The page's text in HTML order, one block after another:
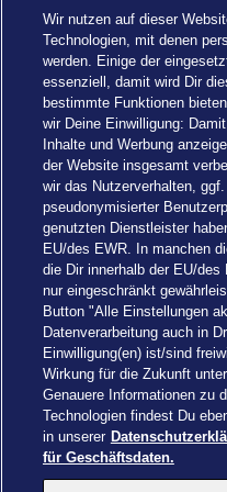
Drachenzähmen - Die Insel ©
TM & © 2026 Columbia Pictures
© 2026 ABD Ltd/Hasbro/HCPL Ltd.
© Heide Park Resort 2026, alle
vorbehalten.
Wir nutzen auf dieser
Technologien, mit denen
werden. Einige der
essenziell, damit wird Dir
bestimmte Funktionen
wir Deine Einwilligung:
Inhalte und Werbung
der Website insgesamt
wir das Nutzerverhalten,
pseudonymisierter
genutzten Dienstleister
EU/des EWR. In manchen
die Dir innerhalb der EU/
nur eingeschränkt
Button "Alle Einstellungen
Datenverarbeitung auch in
Einwilligung(en) ist/sind
Wirkung für die Zukunft
Genauere Informationen zu
Technologien findest Du
in unserer
für Geschäftsdaten.